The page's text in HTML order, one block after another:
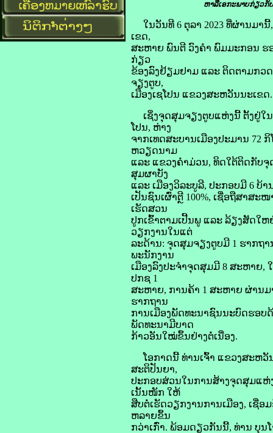
ຫາລືເອກະພາບກ່ຽວກັ
ໃນວັນທີ 6 ຕຸລາ 2023 ທີ່ຜ່ານມາ
ເຂດ,
ສະຫາຍ ພົນຕີ ວົງຄໍາ ພົມມະກອນ ຮ
ກ່ຽວ
ຂ້ອງລົງຢ້ຽມຢາມ ແລະ ຕິດຕາມກວ
ຈຽງຕູບ,
ເມືອງເຊໂປນ ແຂວງສະຫວັນນະເຂດ.
ເຊິ່ງຈຸດສຸມຈຽງຕູບແຫ່ງນີ້ ຕັ້ງຢູ່ໃນ
ໂປນ, ຫ່າງ
ຈາກເທດສະບານເມືອງປະມານ 72
ຫວຽດນາມ
ແລະ ແຂວງຄຳມ່ວນ, ທິດໃຕ້ຕິດກັບ
ສຸມຜາບັງ
ແລະ ເມືອງວິລະບູລີ, ປະກອບມີ 6 ບ້າ
ເປັນຊົນເຜົ່າຕຼີ 100%, ເຊື່ອຖືສາສ
ເຮັດສວນ
ປູກເຂົ້າຕາມເປີ້ນພູ ແລະ ລ້ຽງສັດໃ
ວຽກງານໃນແຕ່
ລະດ້ານ: ຈຸດສຸມຈຽງຕູບມີ 1 ຮາກຖ
ພະນັກງານ
ເມືອງລົງປະຈໍາຈຸດສຸມມີ 8 ສະຫາຍ
ປກຊ 1
ສະຫາຍ, ການຄ້າ 1 ສະຫາຍ ຜ່ານມ
ຮາກຖານ
ການເມືອງພັດທະນາຊົນນະບົດຮອບ
ພັດທະນາມີບາດ
ກ້າວອັນໃໝ່ຂຶ້ນຢ່າງຕໍ່ເນື່ອງ.
ໂອກາດນີ້ ທ່ານເຈົ້າ ແຂວງສະຫວັ
ສະຕິປັນຍາ,
ປະກອບສ່ວນໃນການສ້າງຈຸດສຸມແຫ່
ເນັ້ນໜັກ ໃຫ້
ສືບຕໍ່ເຮັດວຽກງານການເມືອງ, ເຊື່
ຫລາຍຂຶ້ນ
ກວ່າເກົ່າ. ພ້ອມດຽວກັນນີ້, ທ່ານ ບຸນ